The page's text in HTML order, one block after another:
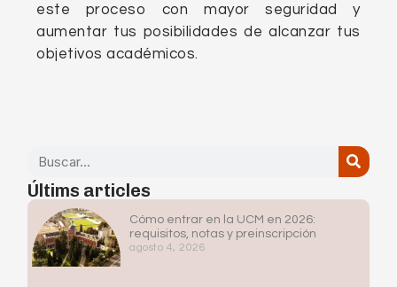
este proceso con mayor seguridad y
aumentar tus posibilidades de alcanzar tus
objetivos académicos.
Últims articles
Cómo entrar en la UCM en 2026:
requisitos, notas y preinscripción
agosto 4, 2026